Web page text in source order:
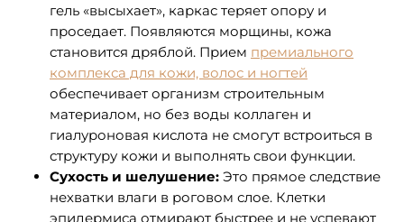
гель «высыхает», каркас теряет опору и
проседает. Появляются морщины, кожа
становится дряблой. Прием премиального
комплекса для кожи, волос и ногтей
обеспечивает организм строительным
материалом, но без воды коллаген и
гиалуроновая кислота не смогут встроиться в
структуру кожи и выполнять свои функции.
Сухость и шелушение: Это прямое следствие
нехватки влаги в роговом слое. Клетки
эпидермиса отмирают быстрее и не успевают